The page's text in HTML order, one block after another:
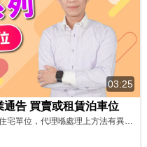
03:25
告 買賣或租賃泊車位
一宗車位交易，咪以為好簡單！是否連同住宅單位，代理喺處理上方法有異！做少一樣都唔得，嚟聽下NICK SIR點講～ 想了解更多？立即上中原訓練學院: http://www.cti-edu.com 熱線:35963748